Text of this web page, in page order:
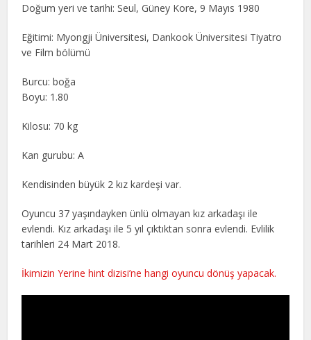
Doğum yeri ve tarihi: Seul, Güney Kore, 9 Mayıs 1980
Eğitimi: Myongji Üniversitesi, Dankook Üniversitesi Tiyatro
ve Film bölümü
Burcu: boğa
Boyu: 1.80
Kilosu: 70 kg
Kan gurubu: A
Kendisinden büyük 2 kız kardeşi var.
Oyuncu 37 yaşındayken ünlü olmayan kız arkadaşı ile
evlendi. Kız arkadaşı ile 5 yıl çıktıktan sonra evlendi. Evlilik
tarihleri 24 Mart 2018.
İkimizin Yerine hint dizisi’ne hangi oyuncu dönüş yapacak.